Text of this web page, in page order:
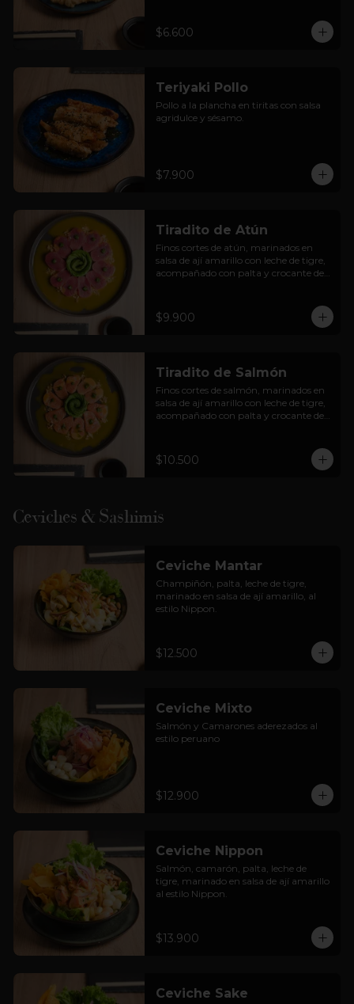
$6.600
Teriyaki Pollo
Pollo a la plancha en tiritas con salsa
agridulce y sésamo.
$7.900
Tiradito de Atún
Finos cortes de atún, marinados en
salsa de ají amarillo con leche de tigre,
acompañado con palta y crocante de
$9.900
Tiradito de Salmón
Finos cortes de salmón, marinados en
salsa de ají amarillo con leche de tigre,
acompañado con palta y crocante de
$10.500
Ceviches & Sashimis
Ceviche Mantar
Champiñón, palta, leche de tigre,
marinado en salsa de ají amarillo, al
estilo Nippon.
$12.500
Ceviche Mixto
Salmón y Camarones aderezados al
estilo peruano
$12.900
Ceviche Nippon
Salmón, camarón, palta, leche de
tigre, marinado en salsa de ají amarillo
al estilo Nippon.
$13.900
Ceviche Sake